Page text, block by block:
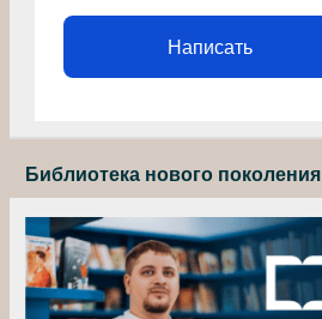
Написать
Библиотека нового поколения